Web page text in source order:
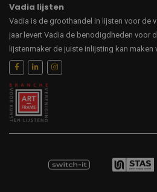
Vadia lijsten
Vadia is de groothandel in lijsten voor de
jaar levert Vadia de benodigdheden voor
lijstenmaker de juiste inlijsting kan maken